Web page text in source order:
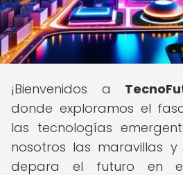
¡Bienvenidos a
donde exploramos el
las tecnologías
nosotros las maravillas
depara el futuro en